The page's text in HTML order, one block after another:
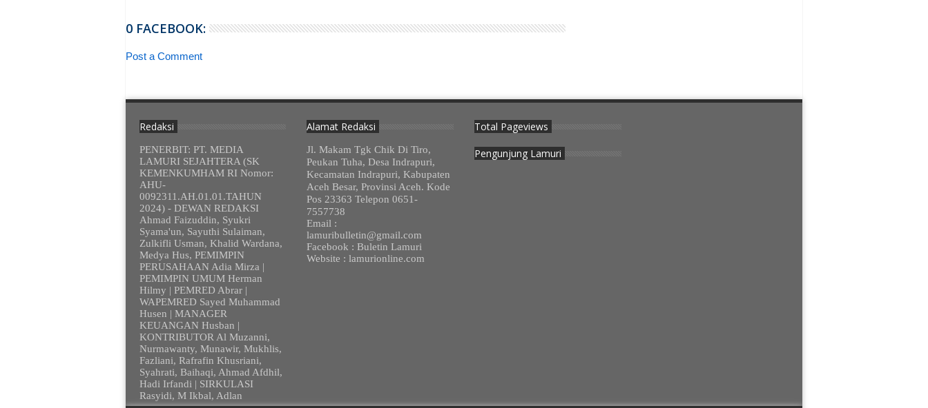
0 FACEBOOK:
Post a Comment
Redaksi
PENERBIT: PT. MEDIA
LAMURI SEJAHTERA (SK
KEMENKUMHAM RI Nomor:
AHU-
0092311.AH.01.01.TAHUN
2024) - DEWAN REDAKSI
Ahmad Faizuddin, Syukri
Syama'un, Sayuthi Sulaiman,
Zulkifli Usman, Khalid Wardana,
Medya Hus, PEMIMPIN
PERUSAHAAN Adia Mirza |
PEMIMPIN UMUM Herman
Hilmy | PEMRED Abrar |
WAPEMRED Sayed Muhammad
Husen | MANAGER
KEUANGAN Husban |
KONTRIBUTOR Al Muzanni,
Nurmawanty, Munawir, Mukhlis,
Fazliani, Rafrafin Khusriani,
Syahrati, Baihaqi, Ahmad Afdhil,
Hadi Irfandi | SIRKULASI
Rasyidi, M Ikbal, Adlan
Alamat Redaksi
Jl. Makam Tgk Chik Di Tiro,
Peukan Tuha, Desa Indrapuri,
Kecamatan Indrapuri, Kabupaten
Aceh Besar, Provinsi Aceh. Kode
Pos 23363 Telepon 0651-
7557738
Email :
lamuribulletin@gmail.com
Facebook : Buletin Lamuri
Website : lamurionline.com
Total Pageviews
Pengunjung Lamuri